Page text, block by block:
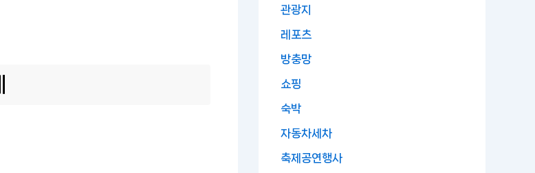
관광지
레포츠
방충망
쇼핑
숙박
자동차세차
축제공연행사